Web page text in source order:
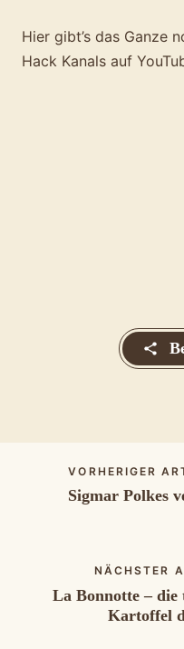
Hier gibt’s das Ganze
Hack Kanals auf
Beitragsnavigation
VorherigerVORHERIGER
Sigmar Polkes
NÄCHSTER
La Bonnotte – die
Kartoffel